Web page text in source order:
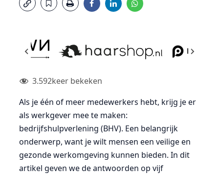
3.592keer bekeken
Als je één of meer medewerkers hebt, krijg je er
als werkgever mee te maken:
bedrijfshulpverlening (BHV). Een belangrijk
onderwerp, want je wilt mensen een veilige en
gezonde werkomgeving kunnen bieden. In dit
artikel geven we de antwoorden op vijf